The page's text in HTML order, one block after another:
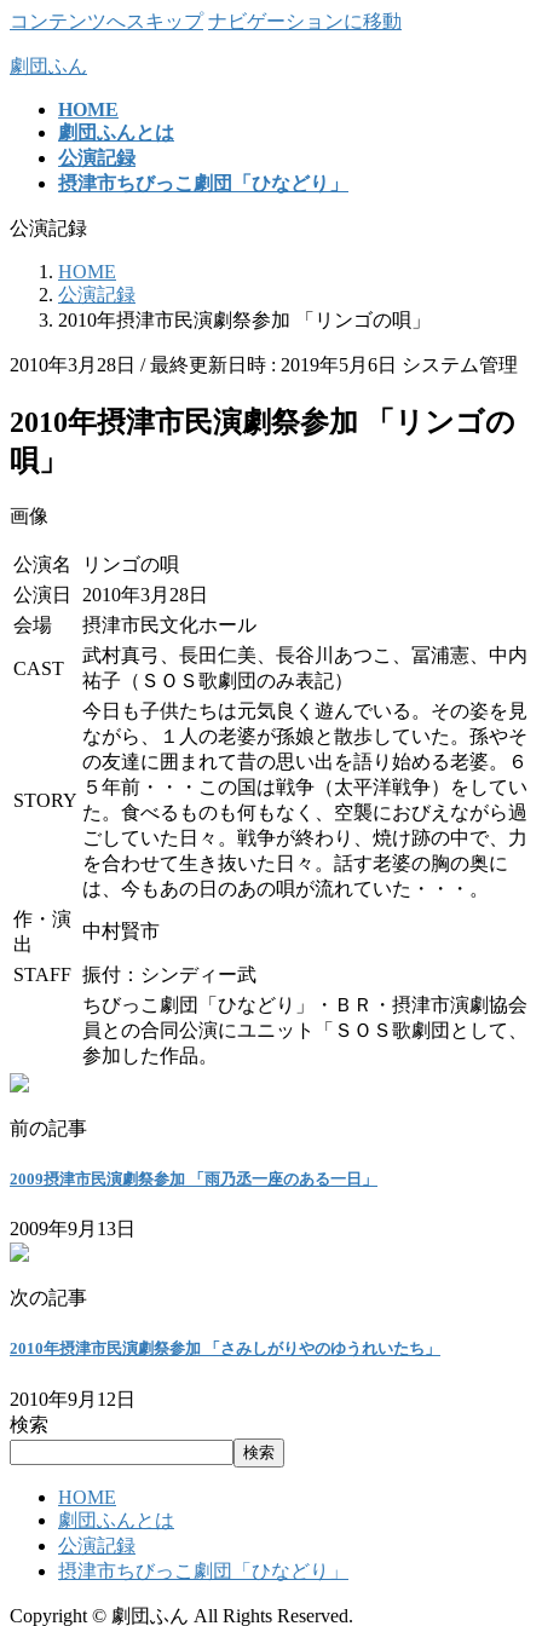
コンテンツへスキップ ナビゲーションに移動
劇団ふん
HOME
劇団ふんとは
公演記録
摂津市ちびっこ劇団「ひなどり」
公演記録
HOME
公演記録
2010年摂津市民演劇祭参加 「リンゴの唄」
2010年3月28日 / 最終更新日時 : 2019年5月6日 システム管理
2010年摂津市民演劇祭参加 「リンゴの
唄」
画像
公演名
リンゴの唄
公演日
2010年3月28日
会場
摂津市民文化ホール
CAST
武村真弓、長田仁美、長谷川あつこ、冨浦憲、中内
祐子（ＳＯＳ歌劇団のみ表記）
STORY
今日も子供たちは元気良く遊んでいる。その姿を見
ながら、１人の老婆が孫娘と散歩していた。孫やそ
の友達に囲まれて昔の思い出を語り始める老婆。６
５年前・・・この国は戦争（太平洋戦争）をしてい
た。食べるものも何もなく、空襲におびえながら過
ごしていた日々。戦争が終わり、焼け跡の中で、力
を合わせて生き抜いた日々。話す老婆の胸の奥に
は、今もあの日のあの唄が流れていた・・・。
作・演
出
中村賢市
STAFF 振付：シンディー武
ちびっこ劇団「ひなどり」・ＢＲ・摂津市演劇協会
員との合同公演にユニット「ＳＯＳ歌劇団として、
参加した作品。
前の記事
2009摂津市民演劇祭参加 「雨乃丞一座のある一日」
2009年9月13日
次の記事
2010年摂津市民演劇祭参加 「さみしがりやのゆうれいたち」
2010年9月12日
検索
検索
HOME
劇団ふんとは
公演記録
摂津市ちびっこ劇団「ひなどり」
Copyright © 劇団ふん All Rights Reserved.